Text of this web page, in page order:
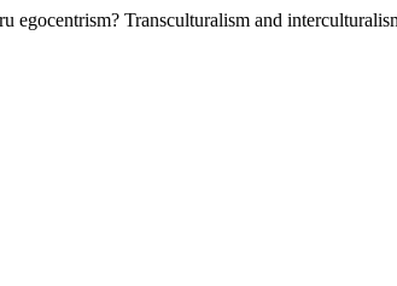
Transculturalism and